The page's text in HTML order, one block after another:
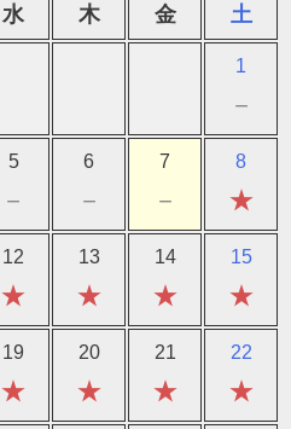
水 木 金 土
1
－
5
－
6
－
7
－
8
★
12
★
13
★
14
★
15
★
19
★
20
★
21
★
22
★